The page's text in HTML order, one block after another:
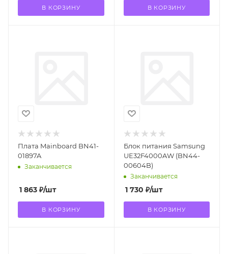
В КОРЗИНУ В КОРЗИНУ
Плата Mainboard BN41-
01897A
Заканчивается
1 863 ₽/шт
В КОРЗИНУ
Блок питания Samsung
UE32F4000AW (BN44-
00604B)
Заканчивается
1 730 ₽/шт
В КОРЗИНУ